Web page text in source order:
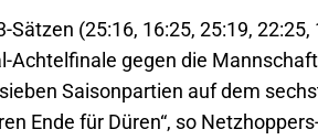
(25:16, 16:25, 25:19,
Achtelfinale gegen die
Saisonpartien auf dem
Ende für Düren“, so